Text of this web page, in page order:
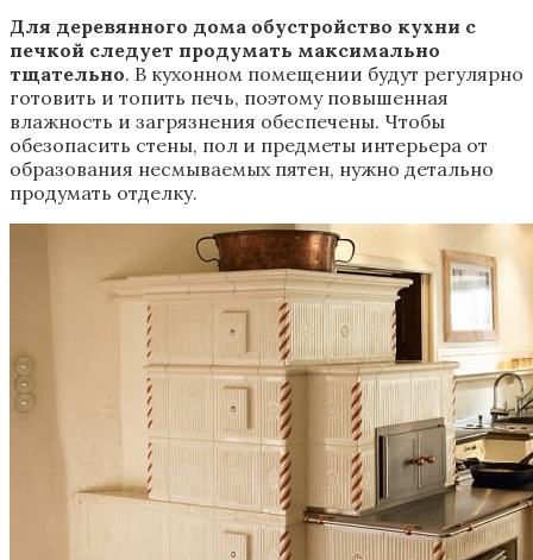
Для деревянного дома обустройство кухни с
печкой следует продумать максимально
тщательно. В кухонном помещении будут регулярно
готовить и топить печь, поэтому повышенная
влажность и загрязнения обеспечены. Чтобы
обезопасить стены, пол и предметы интерьера от
образования несмываемых пятен, нужно детально
продумать отделку.